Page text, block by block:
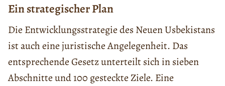
Ein strategischer Plan
Die Entwicklungsstrategie des Neuen Usbekistans
ist auch eine juristische Angelegenheit. Das
entsprechende Gesetz unterteilt sich in sieben
Abschnitte und 100 gesteckte Ziele. Eine